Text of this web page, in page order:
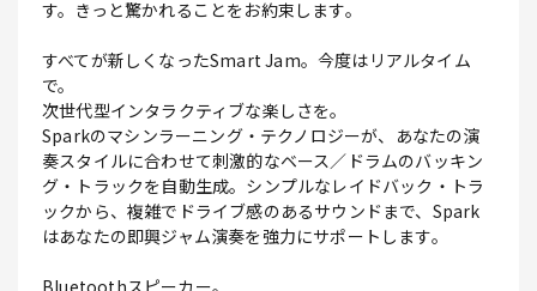
す。きっと驚かれることをお約束します。
すべてが新しくなったSmart Jam。今度はリアルタイム
で。
次世代型インタラクティブな楽しさを。
Sparkのマシンラーニング・テクノロジーが、あなたの演
奏スタイルに合わせて刺激的なベース／ドラムのバッキン
グ・トラックを自動生成。シンプルなレイドバック・トラ
ックから、複雑でドライブ感のあるサウンドまで、Spark
はあなたの即興ジャム演奏を強力にサポートします。